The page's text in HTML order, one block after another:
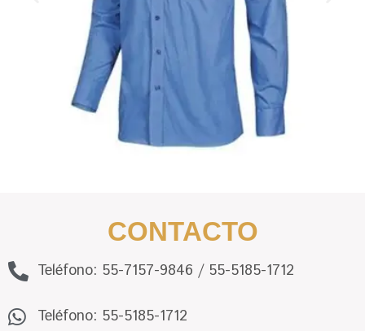
CONTACTO
Teléfono: 55-7157-9846 / 55-5185-1712
Teléfono: 55-5185-1712